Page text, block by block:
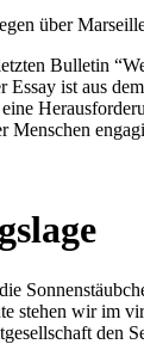
über
Bulletin
ist aus
wir im
den